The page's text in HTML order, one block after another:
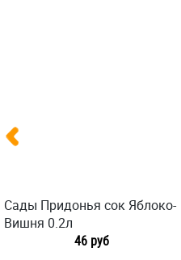
Сады Придонья сок Яблоко-
Вишня 0.2л
46 руб